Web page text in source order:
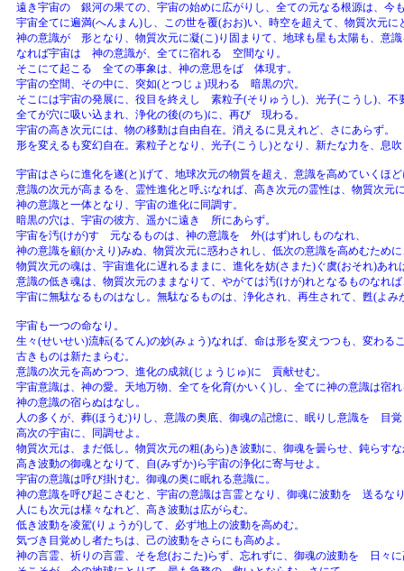
遠き宇宙の 銀河の果ての、宇宙の始めに広がりし、全ての元なる根源は、今
宇宙全てに遍満(へんまん)し、この世を覆(おお)い、時空を超えて、物質次元に
神の意識が 形となり、物質次元に凝(こ)り固まりて、地球も星も太陽も、意
なれば宇宙は 神の意識が、全てに宿れる 空間なり。
そこにて起こる 全ての事象は、神の意思をば 体現す。
宇宙の空間、その中に、突如(とつじょ)現わる 暗黒の穴。
そこには宇宙の発展に、役目を終えし 素粒子(そりゅうし)、光子(こうし)、不
全てが穴に吸い込まれ、浄化の後(のち)に、再び 現わる。
宇宙の高き次元には、物の移動は自由自在。消えるに見えれど、さにあらず。
形を変えるも変幻自在。素粒子となり、光子(こうし)となり、新たな力を、息
宇宙はさらに進化を遂(と)げて、地球次元の物質を超え、意識を高めていくほ
意識の次元が高まるを、霊性進化と呼ぶなれば、高き次元の霊性は、物質次元
神の意識と一体となり、宇宙の進化に同調す。
暗黒の穴は、宇宙の彼方、遥かに遠き 所にあらず。
宇宙を汚(けが)す 元なるものは、神の意識を 外(はず)れしものなれ、
神の意識を顧(かえり)みぬ、物質次元に惑わされし、低次の意識を高めむため
物質次元の魂は、宇宙進化に遅れるままに、進化を妨(さまた)ぐ虞(おそれ)あ
意識の低き魂は、物質次元のままなりて、やがては汚(けが)れとなるものなれ
宇宙に無駄なるものはなし。無駄なるものは、浄化され、再生されて、甦(よみ
宇宙も一つの命なり。
生々(せいせい)流転(るてん)の妙(みょう)なれば、命は形を変えつつも、変わる
古きものは新たまらむ。
意識の次元を高めつつ、進化の成就(じょうじゅ)に 貢献せむ。
宇宙意識は、神の愛。天地万物、全てを化育(かいく)し、全てに神の意識は宿
神の意識の宿らぬはなし。
人の多くが、葬(ほうむ)りし、意識の奥底、御魂の記憶に、眠りし意識を 目
高次の宇宙に、同調せよ。
物質次元は、まだ低し。物質次元の粗(あら)き波動に、御魂を曇らせ、鈍らす
高き波動の御魂となりて、自(みずか)ら宇宙の浄化に寄与せよ。
宇宙の意識は呼び掛けむ。御魂の奥に眠れる意識に。
神の意識を呼び起こさむと、宇宙の意識は言霊となり、御魂に波動を 送るな
人にも次元は様々なれど、高き波動は広がらむ。
低き波動を凌駕(りょうが)して、必ず地上の波動を高めむ。
気づき目覚めし者たちは、己の波動をさらにも高めよ。
神の言霊、祈りの言霊、そを怠(おこた)らず、忘れずに、御魂の波動を 日々